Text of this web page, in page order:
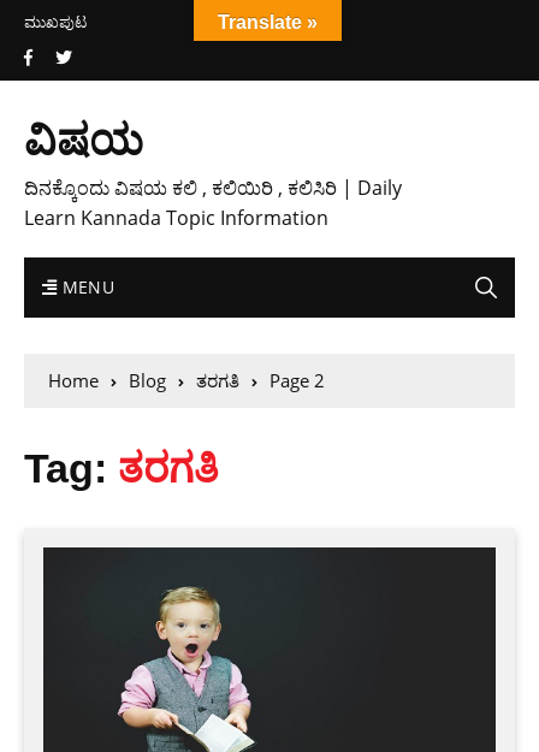
ಮುಖಪುಟ
ವಿಷಯ
ದಿನಕ್ಕೊಂದು ವಿಷಯ ಕಲಿ , ಕಲಿಯಿರಿ , ಕಲಿಸಿರಿ | Daily
Learn Kannada Topic Information
MENU
Home Blog ತರಗತಿ Page 2
Tag: ತರಗತಿ
Translate »